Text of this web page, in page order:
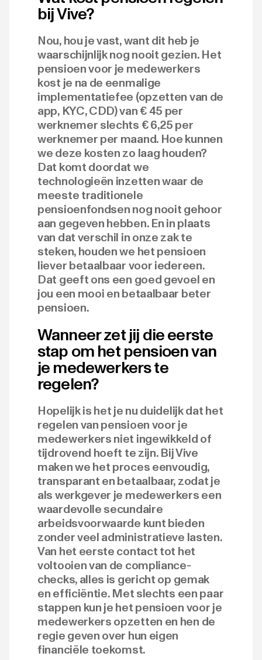
bij Vive?
Nou, hou je vast, want dit heb je
waarschijnlijk nog nooit gezien. Het
pensioen voor je medewerkers
kost je na de eenmalige
implementatiefee (opzetten van de
app, KYC, CDD) van € 45 per
werknemer slechts € 6,25 per
werknemer per maand. Hoe kunnen
we deze kosten zo laag houden?
Dat komt doordat we
technologieën inzetten waar de
meeste traditionele
pensioenfondsen nog nooit gehoor
aan gegeven hebben. En in plaats
van dat verschil in onze zak te
steken, houden we het pensioen
liever betaalbaar voor iedereen.
Dat geeft ons een goed gevoel en
jou een mooi en betaalbaar beter
pensioen.
Wanneer zet jij die eerste
stap om het pensioen van
je medewerkers te
regelen?
Hopelijk is het je nu duidelijk dat het
regelen van pensioen voor je
medewerkers niet ingewikkeld of
tijdrovend hoeft te zijn. Bij Vive
maken we het proces eenvoudig,
transparant en betaalbaar, zodat je
als werkgever je medewerkers een
waardevolle secundaire
arbeidsvoorwaarde kunt bieden
zonder veel administratieve lasten.
Van het eerste contact tot het
voltooien van de compliance-
checks, alles is gericht op gemak
en efficiëntie. Met slechts een paar
stappen kun je het pensioen voor je
medewerkers opzetten en hen de
regie geven over hun eigen
financiële toekomst.